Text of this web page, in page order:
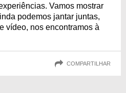
Vamos mostrar
podemos jantar juntas,
vídeo, nos encontramos à
COMPARTILHAR